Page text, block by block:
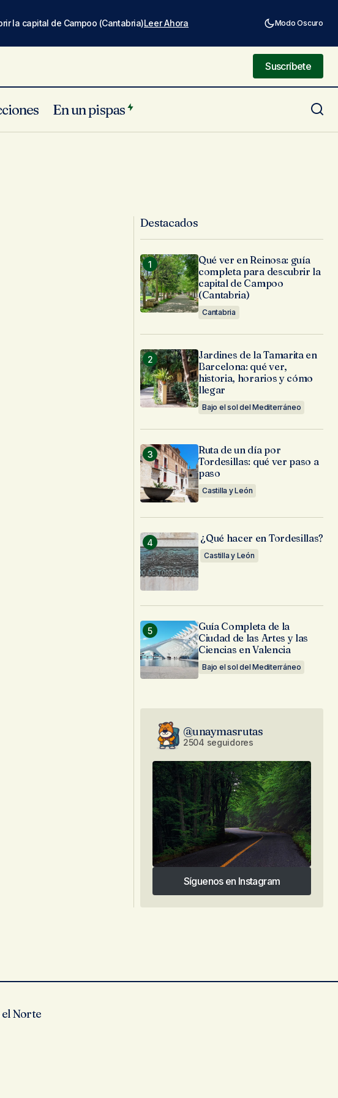
la capital de Campoo (Cantabria)Leer Ahora Modo Oscuro
Suscríbete
Suscríbete
En un pispas
Destacados
Qué ver en Reinosa: guía
completa para descubrir la
capital de Campoo
(Cantabria)
Cantabria
Jardines de la Tamarita en
Barcelona: qué ver,
historia, horarios y cómo
llegar
Bajo el sol del Mediterráneo
Ruta de un día por
Tordesillas: qué ver paso a
paso
Castilla y León
¿Qué hacer en Tordesillas?
Castilla y León
Guía Completa de la
Ciudad de las Artes y las
Ciencias en Valencia
Bajo el sol del Mediterráneo
@unaymasrutas
2504 seguidores
Síguenos en Instagram
Síguenos en Instagram
Norte